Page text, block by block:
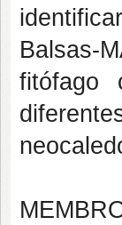
Balsas-
fitófago